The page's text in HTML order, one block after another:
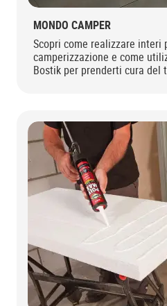
MONDO CAMPER
Scopri come realizzare interi
camperizzazione e come
Bostik per prenderti cura del